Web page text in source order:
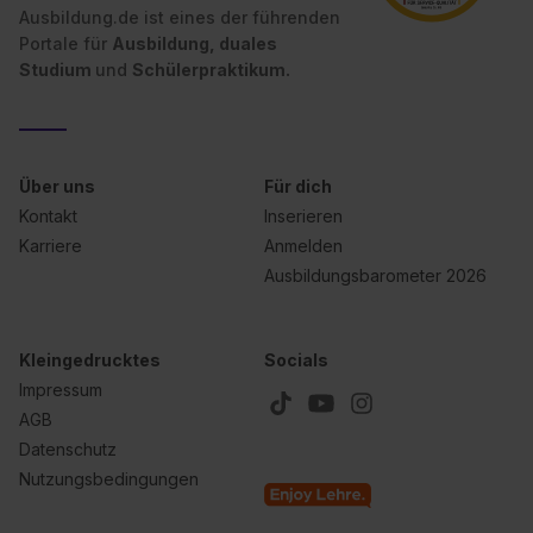
Wirkung für die Zukunft ganz oder teilweise über unsere
Datenschutzerklärung unter dem Punkt „Datenschutz-
Einstellungen“ widerrufen. Weitere Informationen zu den
zeigen“. Weitere Informationen:
Ausbildung.de ist eines der führenden
Portale für Ausbildung, duales
Studium und Schülerpraktikum.
Über uns
Kontakt
Karriere
Für dich
Inserieren
Anmelden
Ausbildungsbarometer 2026
Kleingedrucktes
Impressum
AGB
Datenschutz
Nutzungsbedingungen
Socials